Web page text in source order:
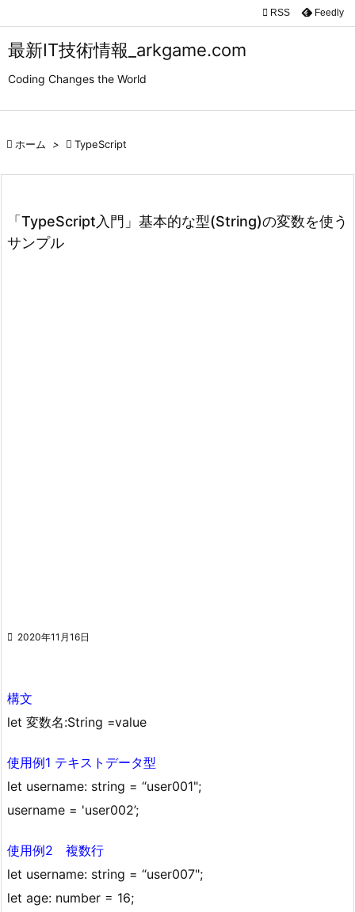
最新IT技術情報_arkgame.com
Coding Changes the World


検索
 RSS Feedly
 ホーム >  TypeScript
「TypeScript入門」基本的な型(String)の変数を使う
サンプル
 2020年11月16日
構文
let 変数名:String =value
使用例1 テキストデータ型
let username: string = “user001";
username = 'user002’;
使用例2 複数行
let username: string = “user007";
let age: number = 16;